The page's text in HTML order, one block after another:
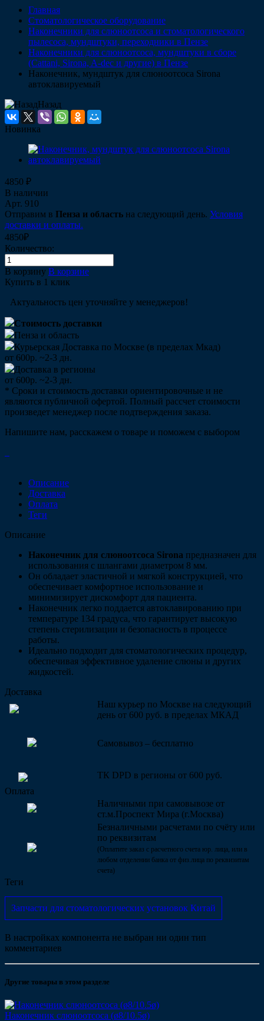
Главная
Стоматологическое оборудование
Наконечники для слюноотсоса и стоматологического
пылесоса, мундштуки, переходники в Пензе
Наконечники для слюноотсоса, мундштуки в сборе
(Cattani, Sirona, A-dec и другие) в Пензе
Наконечник, мундштук для слюноотсоса Sirona
автоклавируемый
Назад
Новинка
4850 ₽
В наличии
Арт. 910
Отправим в Пенза и область на следующий день. Условия
доставки и оплаты.
4850₽
Количество:
В корзину В корзине
Купить в 1 клик
Актуальность цен уточняйте у менеджеров!
Стоимость доставки
Пенза и область
Курьерская Доставка по Москве (в пределах Мкад)
от 600р. ~2-3 дн.
Доставка в регионы
от 600р. ~2-3 дн.
* Сроки и стоимость доставки ориентировочные и не
являются публичной офертой. Полный рассчет стоимости
произведет менеджер после подтверждения заказа.
Напишите нам, расскажем о товаре и поможем с выбором
Описание
Доставка
Оплата
Теги
Описание
Наконечник для слюноотсоса Sirona предназначен для
использования с шлангами диаметром 8 мм.
Он обладает эластичной и мягкой конструкцией, что
обеспечивает комфортное использование и
минимизирует дискомфорт для пациента.
Наконечник легко поддается автоклавированию при
температуре 134 градуса, что гарантирует высокую
степень стерилизации и безопасность в процессе
работы.
Идеально подходит для стоматологических процедур,
обеспечивая эффективное удаление слюны и других
жидкостей.
Доставка
Наш курьер по Москве на следующий
день от 600 руб. в пределах МКАД
Самовывоз – бесплатно
ТК DPD в регионы от 600 руб.
Оплата
Наличными при самовывозе от
ст.м.Проспект Мира (г.Москва)
Безналичными расчетами по счёту или
по реквизитам
(Оплатите заказ с расчетного счета юр. лица, или в
любом отделении банка от физ.лица по реквизитам
счета)
Теги
Запчасти для стоматологических установок Китай
В настройках компонента не выбран ни один тип
комментариев
Другие товары в этом разделе
Наконечник слюноотсоса (ø8/10.5ø)